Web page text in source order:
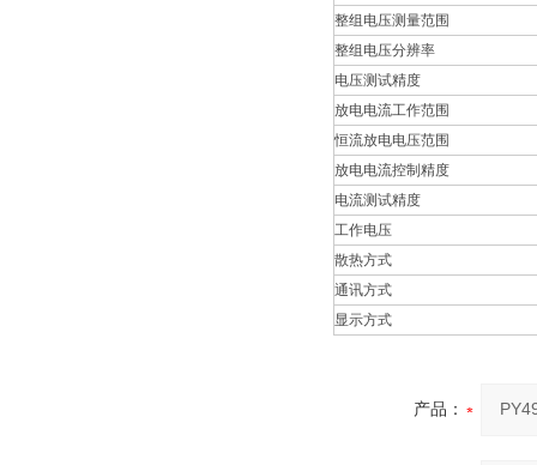
整组电压测量范围
整组电压分辨率
电压测试精度
放电电流工作范围
恒流放电电压范围
放电电流控制精度
电流测试精度
工作电压
散热方式
通讯方式
显示方式
产品：